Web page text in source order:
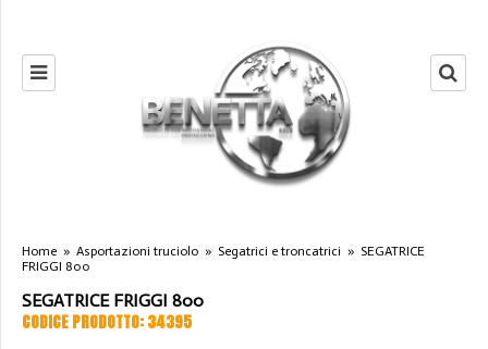
Home » Asportazioni truciolo » Segatrici e troncatrici » SEGATRICE
FRIGGI 800
SEGATRICE FRIGGI 800
CODICE PRODOTTO: 34395